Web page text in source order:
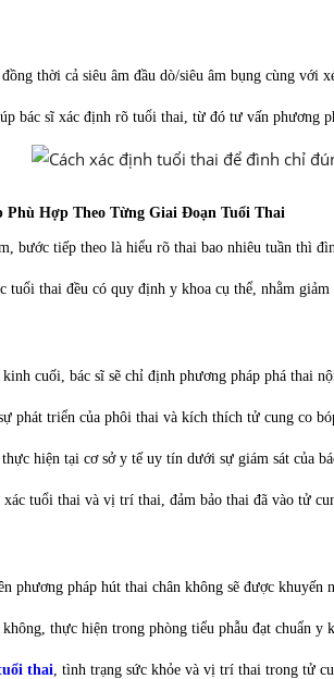
thời cả siêu âm đầu dò/siêu âm bụng cùng với
bác sĩ xác định rõ tuổi thai, từ đó tư vấn phương
Hợp Theo Từng Giai Đoạn Tuổi Thai
bước tiếp theo là hiểu rõ thai bao nhiêu tuần thì
thai đều có quy định y khoa cụ thể, nhằm giảm
cuối, bác sĩ sẽ chỉ định phương pháp phá thai
phát triển của phôi thai và kích thích tử cung co
hiện tại cơ sở y tế uy tín dưới sự giám sát của
tuổi thai và vị trí thai, đảm bảo thai đã vào tử
pháp hút thai chân không sẽ được khuyến
thực hiện trong phòng tiểu phẫu đạt chuẩn y
thai , tình trạng sức khỏe và vị trí thai trong tử